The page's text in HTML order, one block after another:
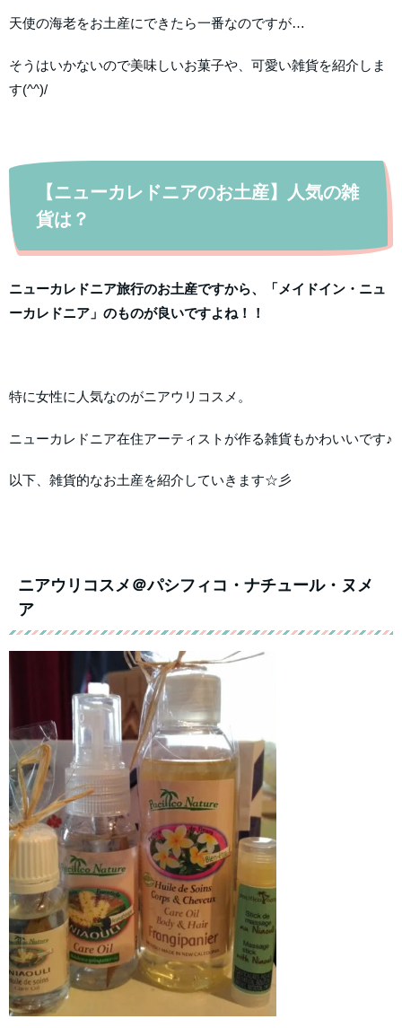
天使の海老をお土産にできたら一番なのですが…
そうはいかないので美味しいお菓子や、可愛い雑貨を紹介しま
す(^^)/
【ニューカレドニアのお土産】人気の雑
貨は？
ニューカレドニア旅行のお土産ですから、「メイドイン・ニュ
ーカレドニア」のものが良いですよね！！
特に女性に人気なのがニアウリコスメ。
ニューカレドニア在住アーティストが作る雑貨もかわいいです♪
以下、雑貨的なお土産を紹介していきます☆彡
ニアウリコスメ＠パシフィコ・ナチュール・ヌメ
ア